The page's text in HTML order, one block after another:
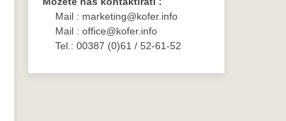
Mail : marketing@kofer.info
Mail : office@kofer.info
Tel.: 00387 (0)61 / 52-61-52